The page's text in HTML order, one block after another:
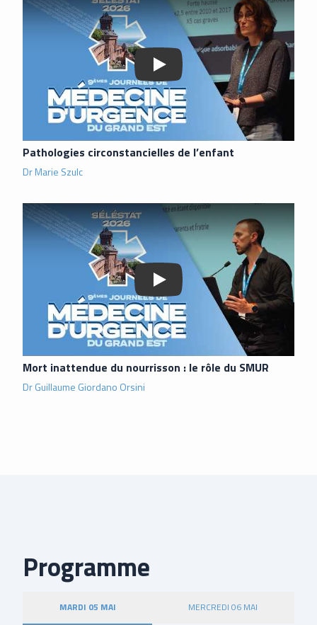
Pathologies circonstancielles de l’enfant
Dr Marie Szulc
Lancer la vidéo
Mort inattendue du nourrisson : le rôle du SMUR
Dr Guillaume Giordano Orsini
Programme
MARDI 05 MAI MERCREDI 06 MAI